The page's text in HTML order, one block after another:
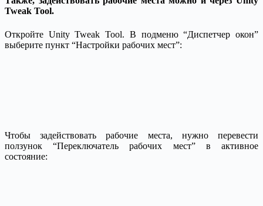
Tweak Tool.
Откройте Unity Tweak Tool. В подменю “Диспетчер окон”
выберите пункт “Настройки рабочих мест”:
Чтобы задействовать рабочие места, нужно перевести
ползунок “Переключатель рабочих мест” в активное
состояние: